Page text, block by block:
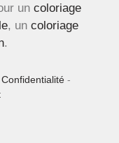
un coloriage
, un coloriage
.
-